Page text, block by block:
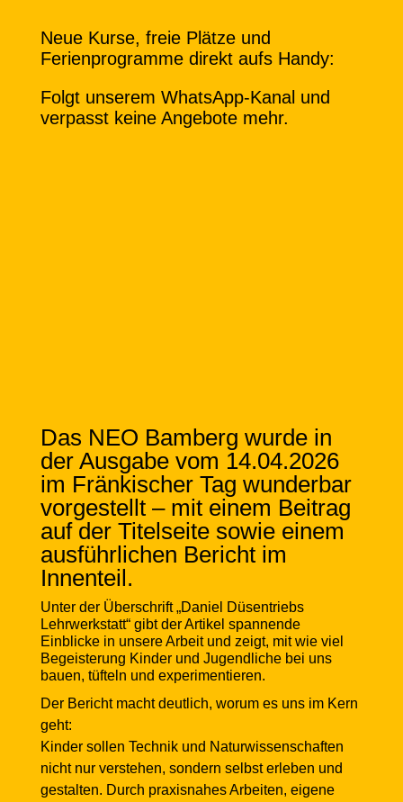
Neue Kurse, freie Plätze und
Ferienprogramme direkt aufs Handy:
Folgt unserem WhatsApp-Kanal und
verpasst keine Angebote mehr.
Das NEO Bamberg wurde in
der Ausgabe vom 14.04.2026
im Fränkischer Tag wunderbar
vorgestellt – mit einem Beitrag
auf der Titelseite sowie einem
ausführlichen Bericht im
Innenteil.
Unter der Überschrift „Daniel Düsentriebs
Lehrwerkstatt“ gibt der Artikel spannende
Einblicke in unsere Arbeit und zeigt, mit wie viel
Begeisterung Kinder und Jugendliche bei uns
bauen, tüfteln und experimentieren.
Der Bericht macht deutlich, worum es uns im Kern
geht:
Kinder sollen Technik und Naturwissenschaften
nicht nur verstehen, sondern selbst erleben und
gestalten. Durch praxisnahes Arbeiten, eigene